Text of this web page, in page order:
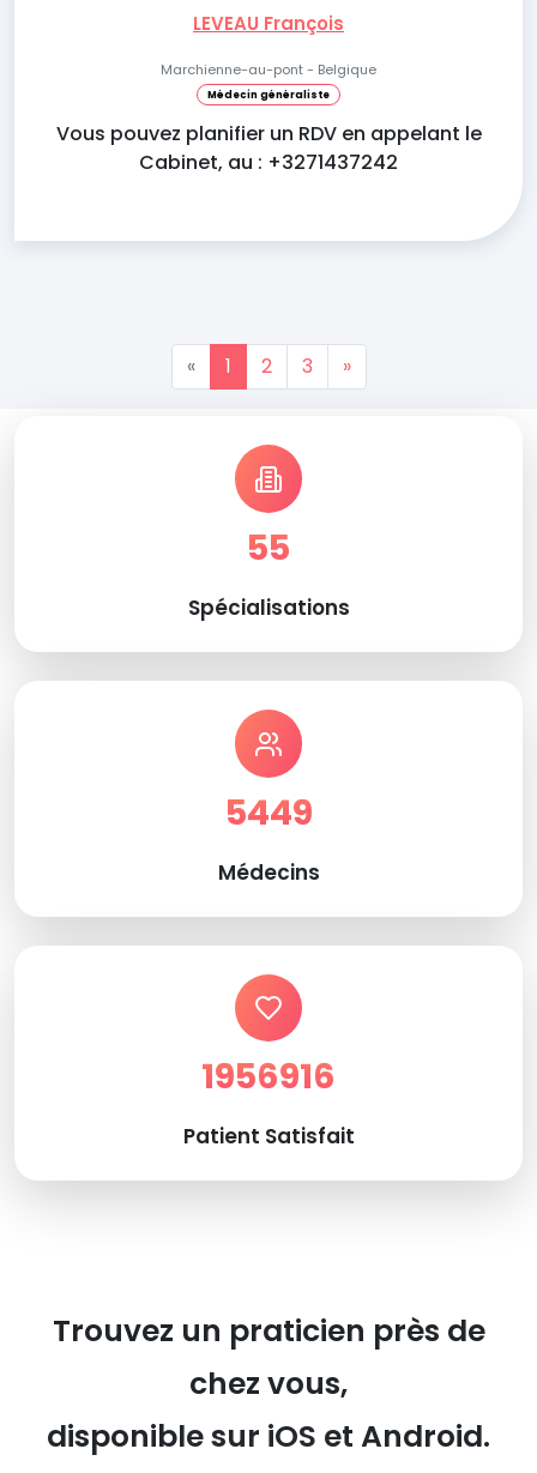
LEVEAU François
Marchienne-au-pont - Belgique
Médecin généraliste
Vous pouvez planifier un RDV en appelant le
Cabinet, au : +3271437242
« 1 2 3 »
55
Spécialisations
5449
Médecins
1956916
Patient Satisfait
Trouvez un praticien près de
chez vous,
disponible sur iOS et Android.